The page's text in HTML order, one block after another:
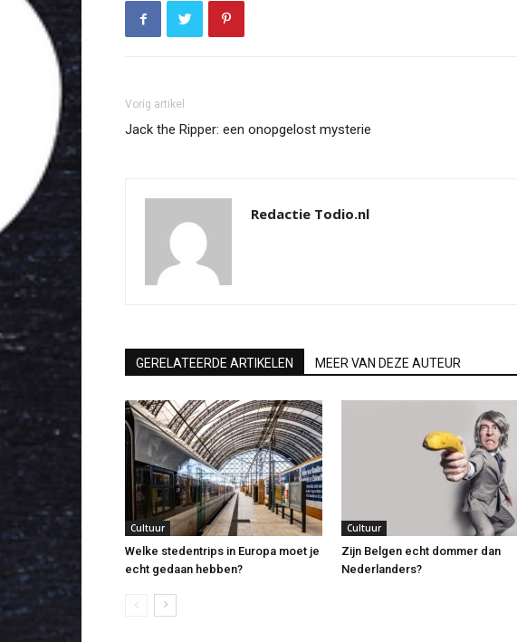
Vorig artikel
Jack the Ripper: een onopgelost mysterie
Redactie Todio.nl
GERELATEERDE ARTIKELEN MEER VAN DEZE AUTEUR
Cultuur
Welke stedentrips in Europa moet je
echt gedaan hebben?
Cultuur
Zijn Belgen echt dommer dan
Nederlanders?